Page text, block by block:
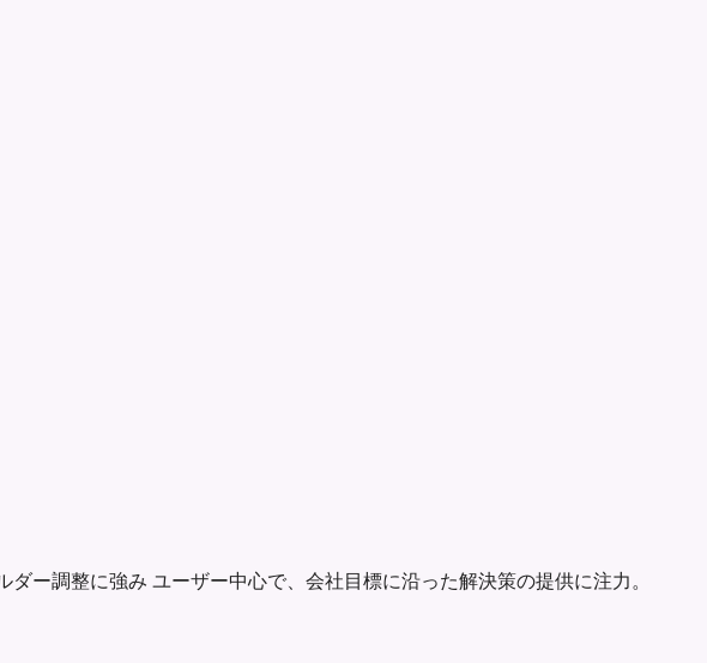
ダー調整に強み ユーザー中心で、会社目標に沿った解決策の提供に注力。